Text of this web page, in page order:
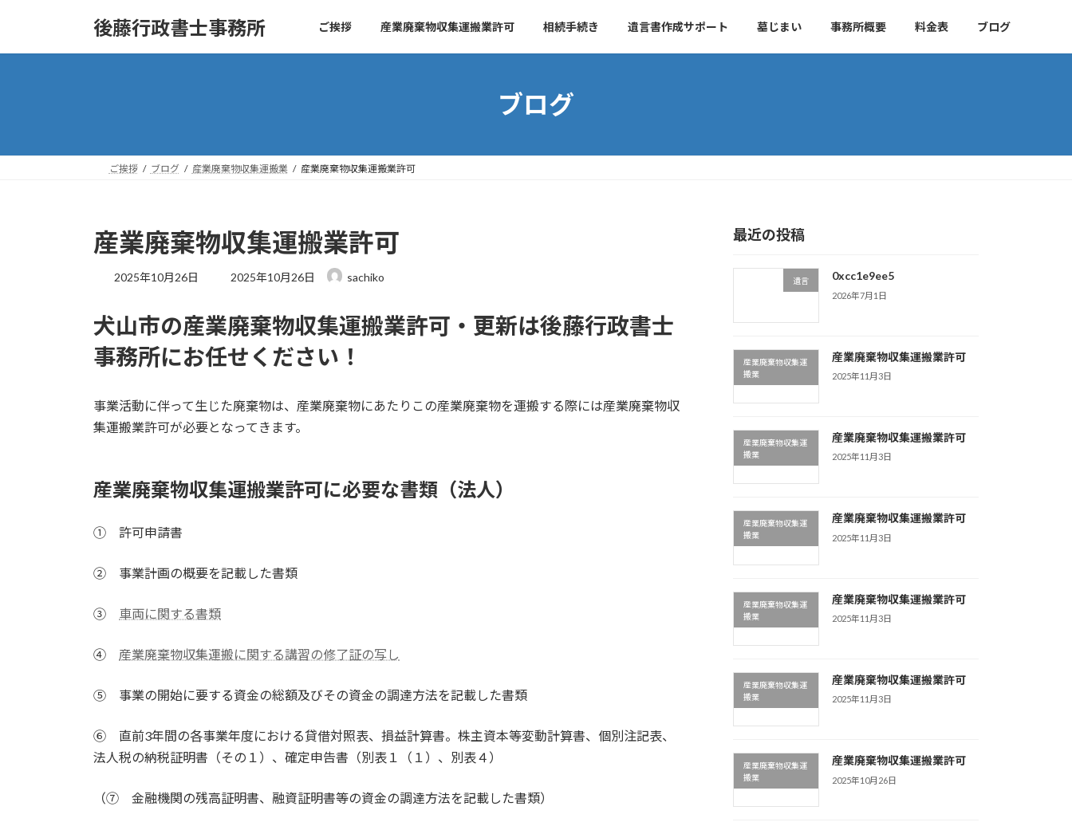
後藤行政書士事務所 ご挨拶 産業廃棄物収集運搬業許可 相続手続き 遺言書作成サポート 墓じまい 事務所概要 料金表 ブログ
ブログ
ご挨拶 ブログ 産業廃棄物収集運搬業 産業廃棄物収集運搬業許可
産業廃棄物収集運搬業許可
2025年10月26日
最
新
日
時
:
2025年10月26日 sachiko
犬山市の産業廃棄物収集運搬業許可・更新は後藤行政書士
事務所にお任せください！
事業活動に伴って生じた廃棄物は、産業廃棄物にあたりこの産業廃棄物を運搬する際には産業廃棄物収
集運搬業許可が必要となってきます。
産業廃棄物収集運搬業許可に必要な書類（法人）
① 許可申請書
② 事業計画の概要を記載した書類
③ 車両に関する書類
④ 産業廃棄物収集運搬に関する講習の修了証の写し
⑤ 事業の開始に要する資金の総額及びその資金の調達方法を記載した書類
⑥ 直前3年間の各事業年度における貸借対照表、損益計算書。株主資本等変動計算書、個別注記表、
法人税の納税証明書（その１）、確定申告書（別表１（１）、別表４）
（⑦ 金融機関の残高証明書、融資証明書等の資金の調達方法を記載した書類）
最近の投稿
遺言 0xcc1e9ee5
2026年7月1日
産業廃棄物収集運
搬業
産業廃棄物収集運搬業許可
2025年11月3日
産業廃棄物収集運
搬業
産業廃棄物収集運搬業許可
2025年11月3日
産業廃棄物収集運
搬業
産業廃棄物収集運搬業許可
2025年11月3日
産業廃棄物収集運
搬業
産業廃棄物収集運搬業許可
2025年11月3日
産業廃棄物収集運
搬業
産業廃棄物収集運搬業許可
2025年11月3日
産業廃棄物収集運
搬業
産業廃棄物収集運搬業許可
2025年10月26日